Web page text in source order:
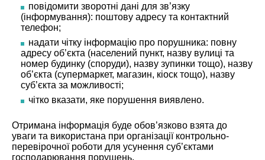
повідомити зворотні дані для зв’язку
(інформування): поштову адресу та контактний
телефон;
надати чітку інформацію про порушника: повну
адресу об’єкта (населений пункт, назву вулиці та
номер будинку (споруди), назву зупинки тощо), назву
об’єкта (супермаркет, магазин, кіоск тощо), назву
суб’єкта за можливості;
чітко вказати, яке порушення виявлено.
Отримана інформація буде обов’язково взята до
уваги та використана при організації контрольно-
перевірочної роботи для усунення суб’єктами
господарювання порушень.